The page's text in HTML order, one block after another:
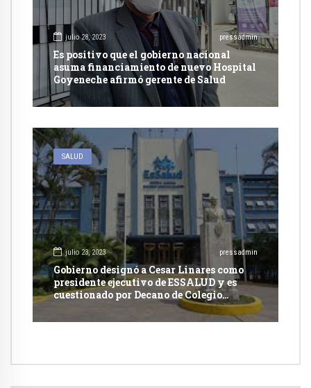
julio 28, 2023 pressadmin
Es positivo que el gobierno nacional
asuma financiamiento de nuevo Hospital
Goyeneche afirmó gerente de Salud
SALUD
julio 23, 2023 pressadmin
Gobierno designó a Cesar Linares como
presidente ejecutivo de ESSALUD y es
cuestionado por Decano de Colegio